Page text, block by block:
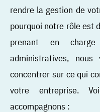
rendre la gestion de
pourquoi notre rôle est
prenant en
administratives,
concentrer sur ce qui
votre entreprise.
accompagnons :